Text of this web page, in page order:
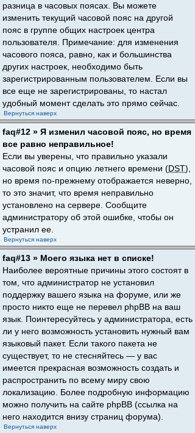
разница в часовых поясах. Вы можете
изменить текущий часовой пояс на другой
пояс в группе общих настроек центра
пользователя. Примечание: для изменения
часового пояса, равно, как и большинства
других настроек, необходимо быть
зарегистрированным пользователем. Если вы
все еще не зарегистрированы, то настал
удобный момент сделать это прямо сейчас.
Вернуться наверх
faq#12 » Я изменил часовой пояс, но время
все равно неправильное!
Если вы уверены, что правильно указали
часовой пояс и опцию летнего времени (DST),
но время по-прежнему отображается неверно,
то это значит, что время неправильно
установлено на сервере. Сообщите
администратору об этой ошибке, чтобы он
устранил ее.
Вернуться наверх
faq#13 » Моего языка нет в списке!
Наиболее вероятные причины этого состоят в
том, что администратор не установил
поддержку вашего языка на форуме, или же
просто никто еще не перевел phpBB на ваш
язык. Поинтересуйтесь у администратора, есть
ли у него возможность установить нужный вам
языковый пакет. Если такого пакета не
существует, то не стесняйтесь — у вас
имеется прекрасная возможность создать и
распространить по всему миру свою
локализацию. Более подробную информацию
можно получить на сайте phpBB (ссылка на
него находится внизу страниц форума).
Вернуться наверх